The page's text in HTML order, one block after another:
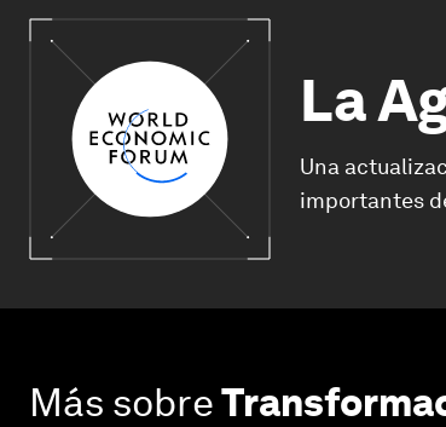
La
Una
importantes
Más sobre